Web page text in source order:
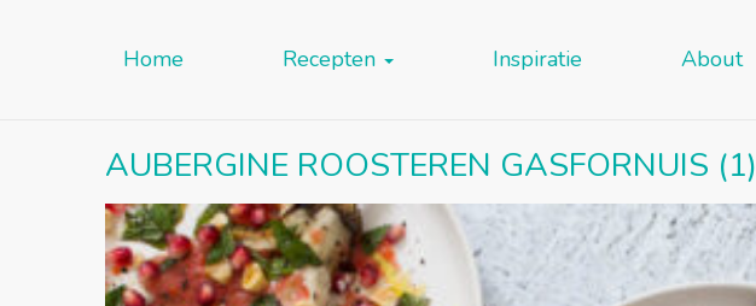
Home Recepten Inspiratie About
AUBERGINE ROOSTEREN GASFORNUIS (1)